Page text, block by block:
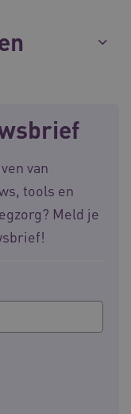
van
tools en
Meld je